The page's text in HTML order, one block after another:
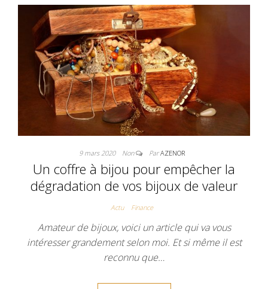
9 mars 2020 Non ParAZENOR
Un coffre à bijou pour empêcher la
dégradation de vos bijoux de valeur
Actu Finance
Amateur de bijoux, voici un article qui va vous
intéresser grandement selon moi. Et si même il est
reconnu que…